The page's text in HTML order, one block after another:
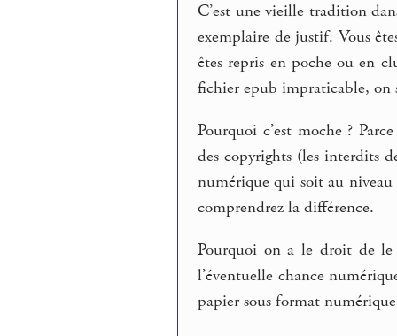
C’est une vieille tradition
exemplaire de justif. Vous
êtes repris en poche ou en
fichier epub impraticable, on
Pourquoi c’est moche ?
des copyrights (les interdits
numérique qui soit au
comprendrez la différence.
Pourquoi on a le droit de
l’éventuelle chance
papier sous format